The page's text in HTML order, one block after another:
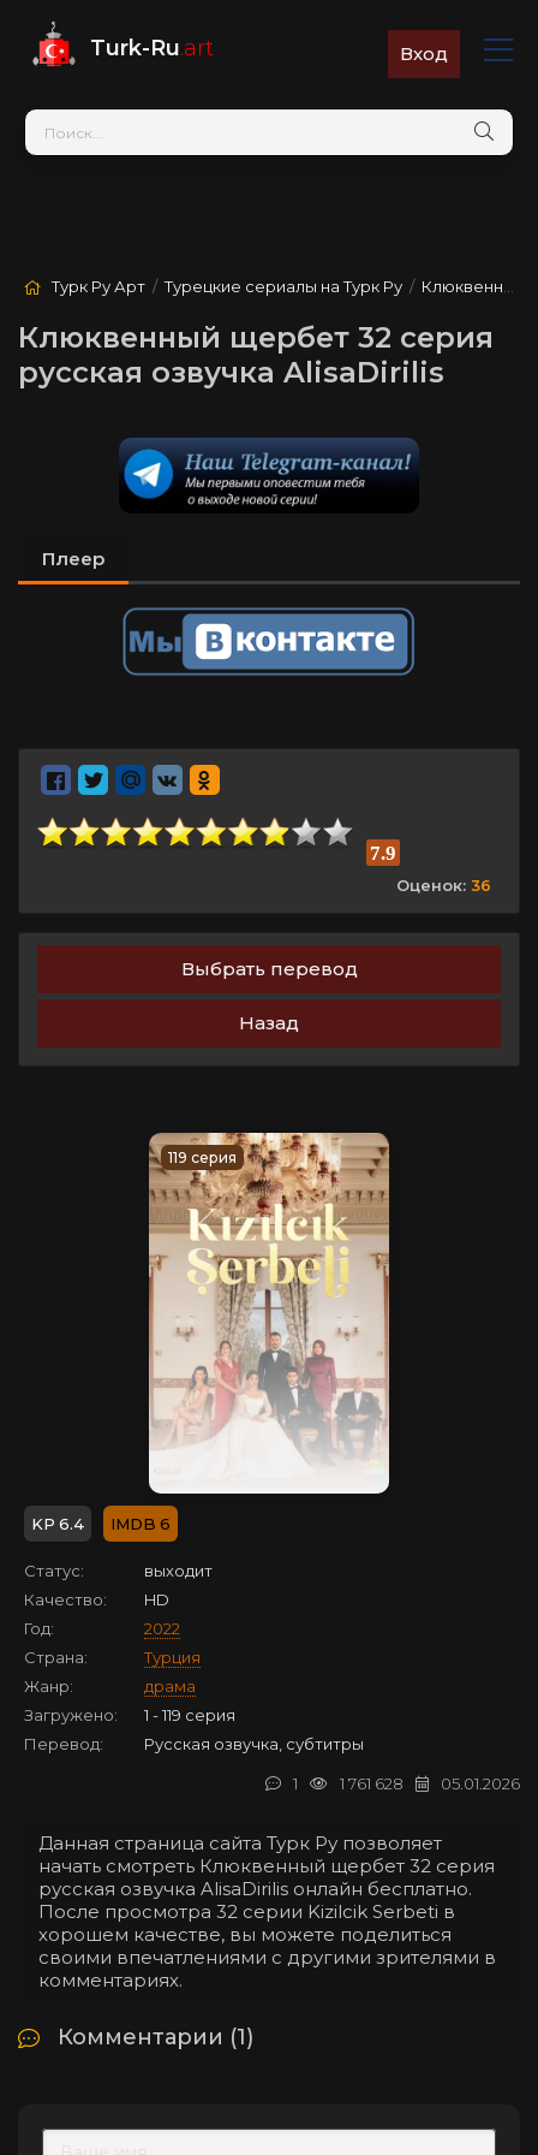
Turk-Ru.art Вход
Турк Ру Арт /Турецкие сериалы на Турк Ру / Клюквенный щербет
Клюквенный щербет 32 серия
русская озвучка AlisaDirilis
Плеер
7.9
Оценок: 36
Выбрать перевод
Назад
119 серия
6.4 6
Статус:
выходит
Качество:
HD
Год:
2022
Страна:
Турция
Жанр:
драма
Загружено:
1 - 119 серия
Перевод:
Русская озвучка, субтитры
05.01.2026
1 761 628
1
Данная страница сайта Турк Ру позволяет
начать смотреть Клюквенный щербет 32 серия
русская озвучка AlisaDirilis онлайн бесплатно.
После просмотра 32 серии Kizilcik Serbeti в
хорошем качестве, вы можете поделиться
своими впечатлениями с другими зрителями в
комментариях.
Комментарии (1)